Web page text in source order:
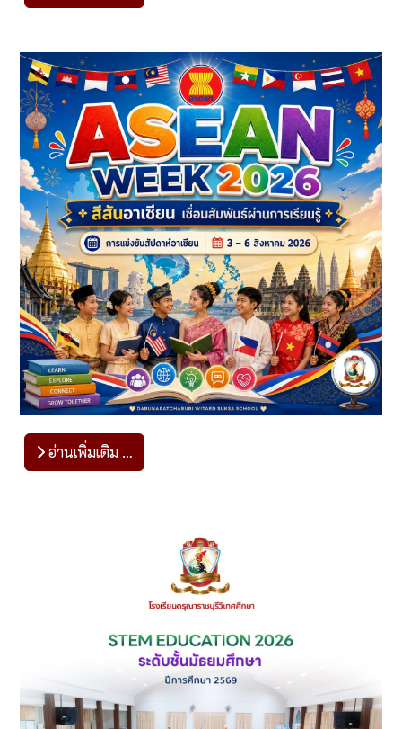
อ่านเพิ่มเติม …